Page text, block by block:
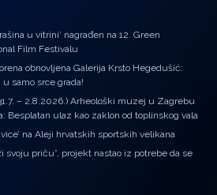
u vitrini’ nagrađen na 12. Green
Film Festivalu
obnovljena Galerija Krsto Hegedušić:
samo srce grada!
– 2.8.2026.) Arheološki muzej u Zagrebu
Besplatan ulaz kao zaklon od toplinskog vala
na Aleji hrvatskih sportskih velikana
svoju priču”, projekt nastao iz potrebe da se